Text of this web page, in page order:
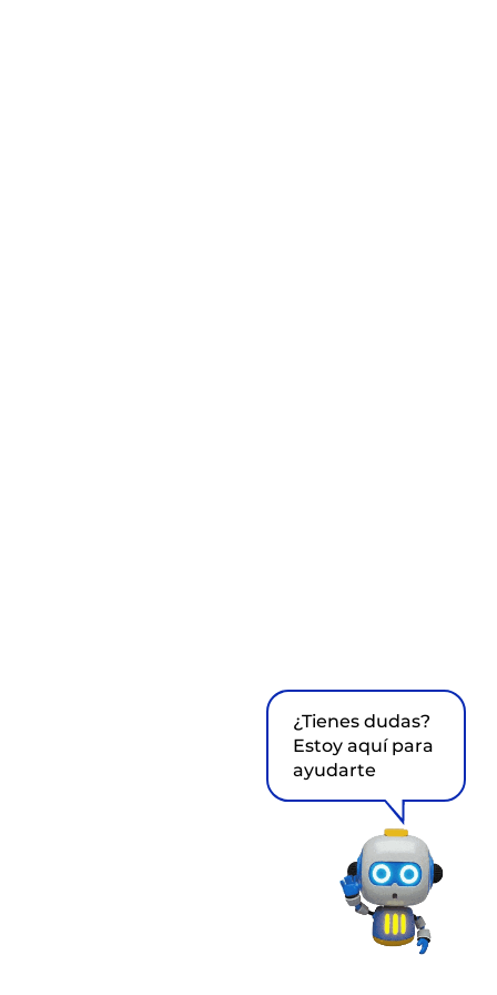
¿Tienes dudas?
Estoy aquí para
ayudarte